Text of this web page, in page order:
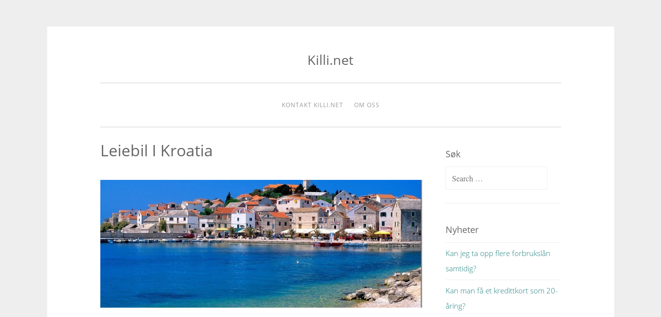
Killi.net
KONTAKT KILLI.NET OM OSS
Leiebil I Kroatia Søk
Search
Nyheter
Kan jeg ta opp flere forbrukslån
samtidig?
Kan man få et kredittkort som 20-
åring?